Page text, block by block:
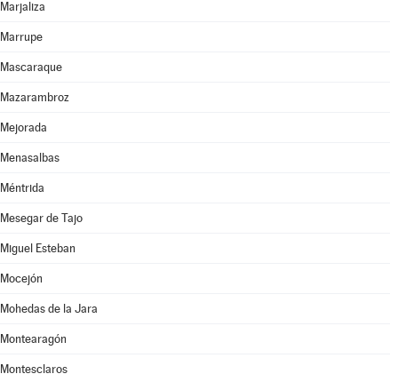
Marjaliza
Marrupe
Mascaraque
Mazarambroz
Mejorada
Menasalbas
Méntrida
Mesegar de Tajo
Miguel Esteban
Mocejón
Mohedas de la Jara
Montearagón
Montesclaros